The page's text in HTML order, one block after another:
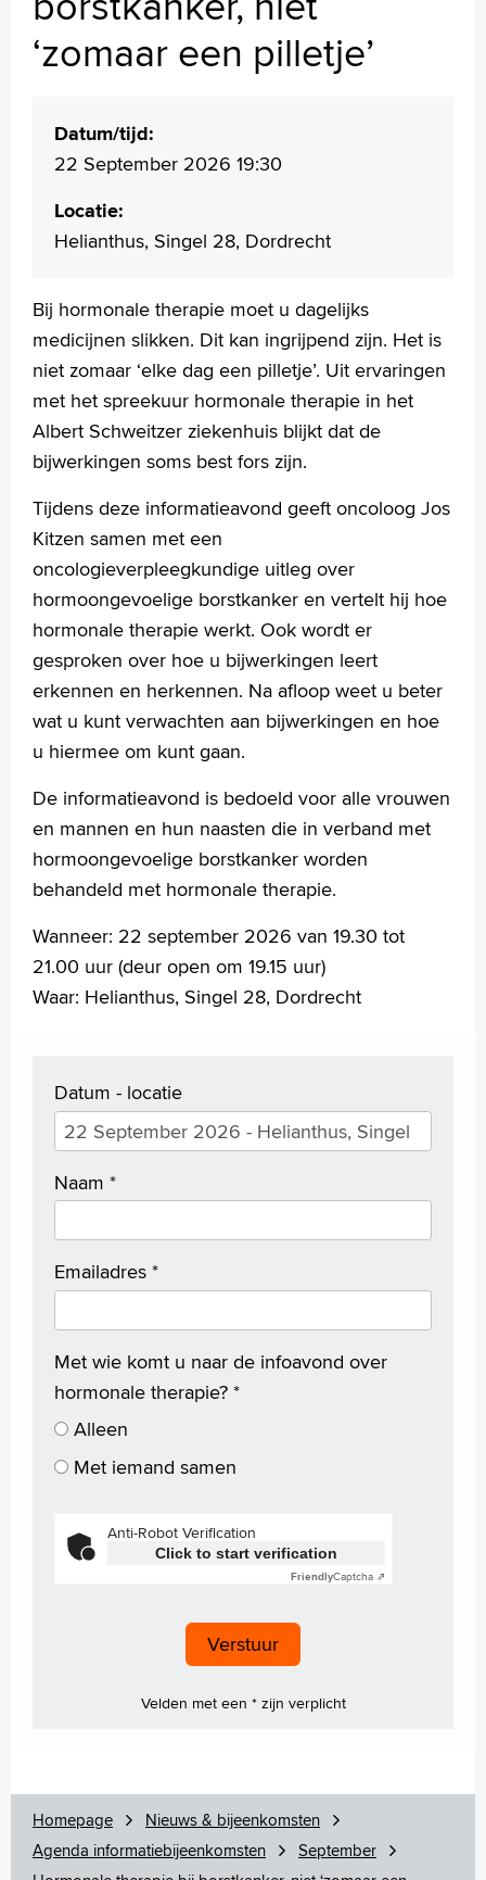
MijnASz
Wetenschappelijk onderzoek
Voorleesfunctie
Zoeken
Français
Polski
Türkçe
‘zomaar een pilletje’
Datum/tijd:
22 September 2026 19:30
Locatie:
Helianthus, Singel 28, Dordrecht
Bij hormonale therapie moet u dagelijks
medicijnen slikken. Dit kan ingrijpend zijn. Het is
niet zomaar ‘elke dag een pilletje’. Uit ervaringen
met het spreekuur hormonale therapie in het
Albert Schweitzer ziekenhuis blijkt dat de
bijwerkingen soms best fors zijn.
Tijdens deze informatieavond geeft oncoloog Jos
Kitzen samen met een
oncologieverpleegkundige uitleg over
hormoongevoelige borstkanker en vertelt hij hoe
hormonale therapie werkt. Ook wordt er
gesproken over hoe u bijwerkingen leert
erkennen en herkennen. Na afloop weet u beter
wat u kunt verwachten aan bijwerkingen en hoe
u hiermee om kunt gaan.
De informatieavond is bedoeld voor alle vrouwen
en mannen en hun naasten die in verband met
hormoongevoelige borstkanker worden
behandeld met hormonale therapie.
Wanneer: 22 september 2026 van 19.30 tot
21.00 uur (deur open om 19.15 uur)
Waar: Helianthus, Singel 28, Dordrecht
Datum - locatie
Naam *
Emailadres *
Met wie komt u naar de infoavond over
hormonale therapie? *
Alleen
Met iemand samen
Anti-Robot Verification
Click to start verification
FriendlyCaptcha ⇗
Velden met een * zijn verplicht
Homepage
Nieuws & bijeenkomsten
Agenda informatiebijeenkomsten
September